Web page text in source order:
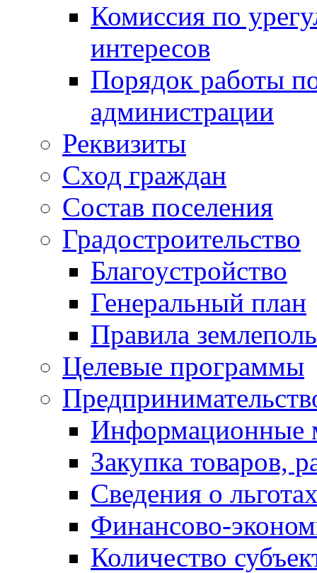
Комиссия по
интересов
Порядок работы
администрации
Реквизиты
Сход граждан
Состав поселения
Градостроительство
Благоустройство
Генеральный план
Правила
Целевые программы
Информационные
Закупка товаров,
Сведения о
Финансово-
Количество